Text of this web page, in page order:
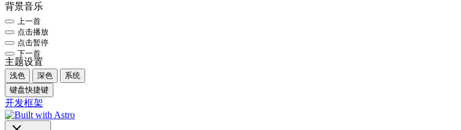
背景音乐
上一首
点击播放
点击暂停
下一首
主题设置
浅色 深色
系统
键盘快捷键
开发框架